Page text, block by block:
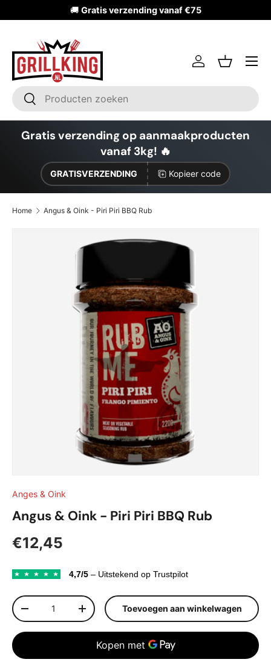
Ga naar inhoud
🚚 Gratis verzending vanaf €75
Zoeken
Zoeken
InloggenMandje
Gratis verzending op aanmaakproducten
vanaf 3kg! 🔥
GRATISVERZENDING Kopieer code
Home Angus & Oink - Piri Piri BBQ Rub
Ga direct naar productinformatie
Anges & Oink
Angus & Oink - Piri Piri BBQ Rub
Reguliere prijs
€12,45
4,7/5 – Uitstekend op Trustpilot
Aantal
Verlaag de hoeveelheidVerhoog de hoeveelheid
Toevoegen aan winkelwagen